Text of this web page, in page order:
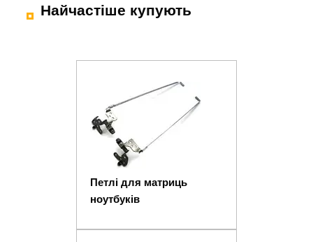
Найчастіше купують
Петлі для матриць
ноутбуків